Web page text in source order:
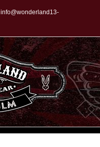
info@wonderland13-